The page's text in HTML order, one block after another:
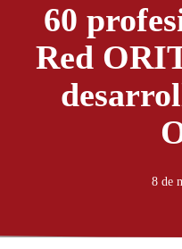
60
Red
8 de